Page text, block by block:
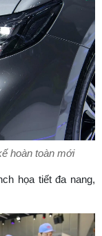
hoàn toàn mới
họa tiết đa nang,